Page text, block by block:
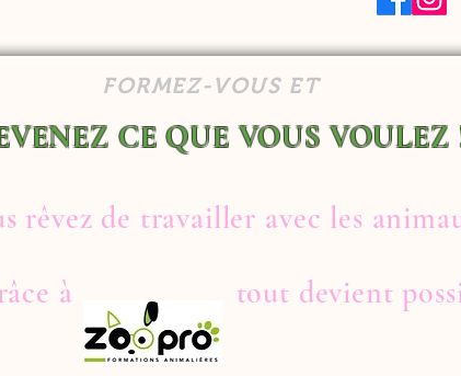
FORMEZ-VOUS ET
CE QUE VOUS VOULEZ
rêvez de travailler avec les
à tout devient